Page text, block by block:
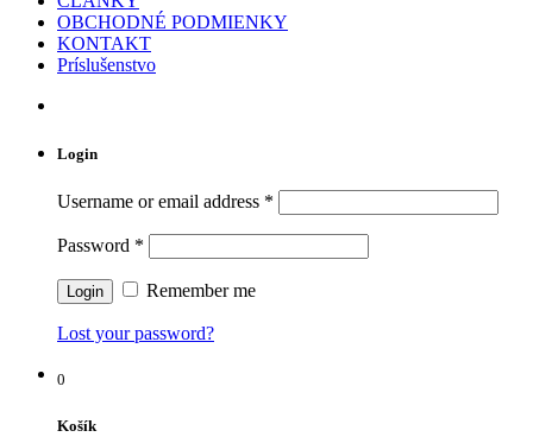
OBCHODNÉ PODMIENKY
KONTAKT
Príslušenstvo
Login
Username or email address *
Password *
Remember me
Lost your password?
0
Košík